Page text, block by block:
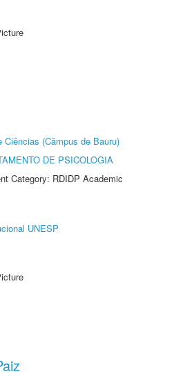
Ciências (Câmpus de Bauru)
DE PSICOLOGIA
Category: RDIDP Academic
UNESP